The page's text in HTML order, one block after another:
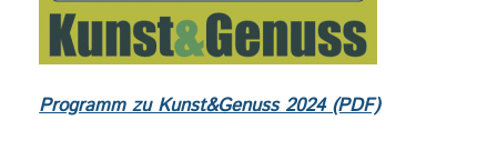
Programm zu Kunst&Genuss 2024 (PDF)